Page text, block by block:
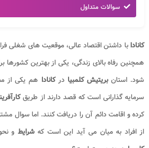
سوالات متداول
کانادا با داشتن اقتصاد عالی، موقعیت های شغلی
همچنین رفاه بالای زندگی، یکی از بهترین
شود. استانبریتیش کلمبیا درکانادا هم یکی از
سرمایه گذارانی است که قصد دارند از طریق
کرده و اقامت دائم آن را دریافت کنند. اما سوال
از افراد به میان می آید این است کهشرایط و